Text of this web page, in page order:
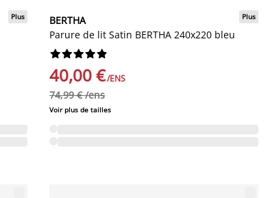
Plus
BERTHA
Parure de lit Satin BERTHA 240x220 bleu
Plus






40,00 €/ENS
74,99 € /ens
Voir plus de tailles